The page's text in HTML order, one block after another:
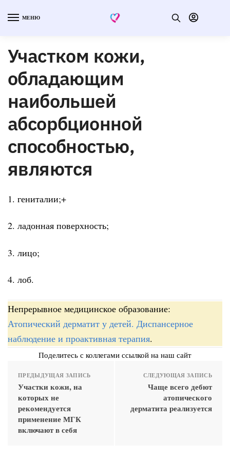
МЕНЮ
Участком кожи,
обладающим
наибольшей
абсорбционной
способностью,
являются
1. гениталии;+
2. ладонная поверхность;
3. лицо;
4. лоб.
Непрерывное медицинское образование:
Атопический дерматит у детей. Диспансерное
наблюдение и проактивная терапия.
Поделитесь с коллегами ссылкой на наш сайт
ПРЕДЫДУЩАЯ ЗАПИСЬ
Участки кожи, на
которых не
рекомендуется
применение МГК
включают в себя
СЛЕДУЮЩАЯ ЗАПИСЬ
Чаще всего дебют
атопического
дерматита реализуется